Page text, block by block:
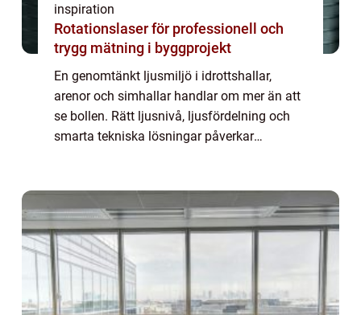
inspiration
Rotationslaser för professionell och
trygg mätning i byggprojekt
En genomtänkt ljusmiljö i idrottshallar,
arenor och simhallar handlar om mer än att
se bollen. Rätt ljusnivå, ljusfördelning och
smarta tekniska lösningar påverkar
behöver lägga...